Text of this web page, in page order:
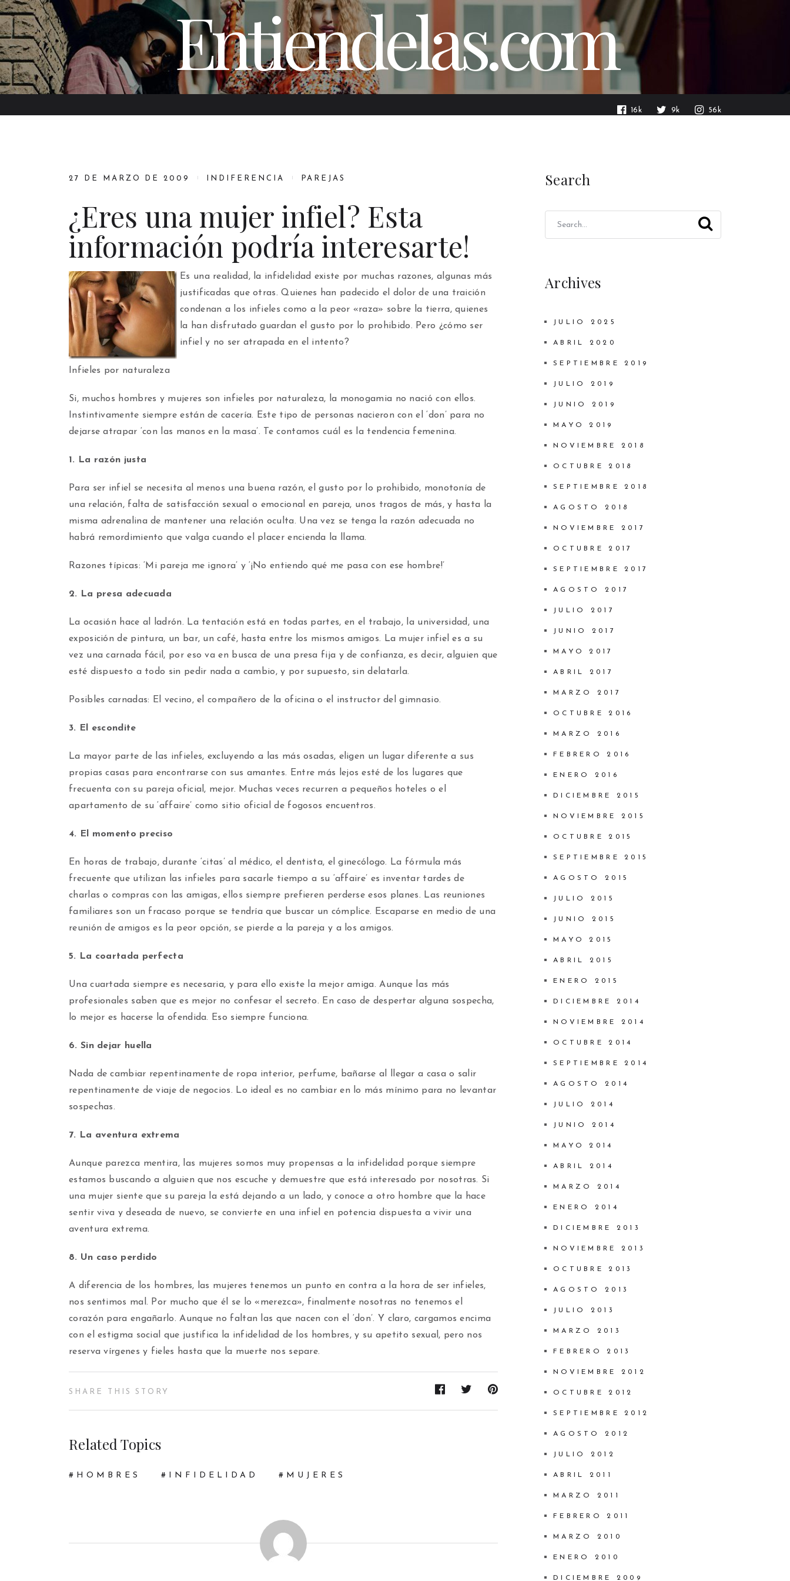
Entiendelas.com
16k 9k 56k
27 DE MARZO DE 2009 INDIFERENCIA PAREJAS
¿Eres una mujer infiel? Esta
información podría interesarte!
Es una realidad, la infidelidad existe por muchas razones, algunas más
justificadas que otras. Quienes han padecido el dolor de una traición
condenan a los infieles como a la peor «raza» sobre la tierra, quienes
la han disfrutado guardan el gusto por lo prohibido. Pero ¿cómo ser
infiel y no ser atrapada en el intento?
Infieles por naturaleza
Si, muchos hombres y mujeres son infieles por naturaleza, la monogamia no nació con ellos.
Instintivamente siempre están de cacería. Este tipo de personas nacieron con el ‘don’ para no
dejarse atrapar ‘con las manos en la masa’. Te contamos cuál es la tendencia femenina.
1. La razón justa
Para ser infiel se necesita al menos una buena razón, el gusto por lo prohibido, monotonía de
una relación, falta de satisfacción sexual o emocional en pareja, unos tragos de más, y hasta la
misma adrenalina de mantener una relación oculta. Una vez se tenga la razón adecuada no
habrá remordimiento que valga cuando el placer encienda la llama.
Razones típicas: ‘Mi pareja me ignora’ y ‘¡No entiendo qué me pasa con ese hombre!’
2. La presa adecuada
La ocasión hace al ladrón. La tentación está en todas partes, en el trabajo, la universidad, una
exposición de pintura, un bar, un café, hasta entre los mismos amigos. La mujer infiel es a su
vez una carnada fácil, por eso va en busca de una presa fija y de confianza, es decir, alguien que
esté dispuesto a todo sin pedir nada a cambio, y por supuesto, sin delatarla.
Posibles carnadas: El vecino, el compañero de la oficina o el instructor del gimnasio.
3. El escondite
La mayor parte de las infieles, excluyendo a las más osadas, eligen un lugar diferente a sus
propias casas para encontrarse con sus amantes. Entre más lejos esté de los lugares que
frecuenta con su pareja oficial, mejor. Muchas veces recurren a pequeños hoteles o el
apartamento de su ‘affaire’ como sitio oficial de fogosos encuentros.
4. El momento preciso
En horas de trabajo, durante ‘citas’ al médico, el dentista, el ginecólogo. La fórmula más
frecuente que utilizan las infieles para sacarle tiempo a su ‘affaire’ es inventar tardes de
charlas o compras con las amigas, ellos siempre prefieren perderse esos planes. Las reuniones
familiares son un fracaso porque se tendría que buscar un cómplice. Escaparse en medio de una
reunión de amigos es la peor opción, se pierde a la pareja y a los amigos.
5. La coartada perfecta
Una cuartada siempre es necesaria, y para ello existe la mejor amiga. Aunque las más
profesionales saben que es mejor no confesar el secreto. En caso de despertar alguna sospecha,
lo mejor es hacerse la ofendida. Eso siempre funciona.
6. Sin dejar huella
Nada de cambiar repentinamente de ropa interior, perfume, bañarse al llegar a casa o salir
repentinamente de viaje de negocios. Lo ideal es no cambiar en lo más mínimo para no levantar
sospechas.
7. La aventura extrema
Aunque parezca mentira, las mujeres somos muy propensas a la infidelidad porque siempre
estamos buscando a alguien que nos escuche y demuestre que está interesado por nosotras. Si
una mujer siente que su pareja la está dejando a un lado, y conoce a otro hombre que la hace
sentir viva y deseada de nuevo, se convierte en una infiel en potencia dispuesta a vivir una
aventura extrema.
8. Un caso perdido
A diferencia de los hombres, las mujeres tenemos un punto en contra a la hora de ser infieles,
nos sentimos mal. Por mucho que él se lo «merezca», finalmente nosotras no tenemos el
corazón para engañarlo. Aunque no faltan las que nacen con el ‘don’. Y claro, cargamos encima
con el estigma social que justifica la infidelidad de los hombres, y su apetito sexual, pero nos
reserva vírgenes y fieles hasta que la muerte nos separe.
SHARE THIS STORY
Related Topics
HOMBRES INFIDELIDAD MUJERES
Search
Archives
JULIO 2025
ABRIL 2020
SEPTIEMBRE 2019
JULIO 2019
JUNIO 2019
MAYO 2019
NOVIEMBRE 2018
OCTUBRE 2018
SEPTIEMBRE 2018
AGOSTO 2018
NOVIEMBRE 2017
OCTUBRE 2017
SEPTIEMBRE 2017
AGOSTO 2017
JULIO 2017
JUNIO 2017
MAYO 2017
ABRIL 2017
MARZO 2017
OCTUBRE 2016
MARZO 2016
FEBRERO 2016
ENERO 2016
DICIEMBRE 2015
NOVIEMBRE 2015
OCTUBRE 2015
SEPTIEMBRE 2015
AGOSTO 2015
JULIO 2015
JUNIO 2015
MAYO 2015
ABRIL 2015
ENERO 2015
DICIEMBRE 2014
NOVIEMBRE 2014
OCTUBRE 2014
SEPTIEMBRE 2014
AGOSTO 2014
JULIO 2014
JUNIO 2014
MAYO 2014
ABRIL 2014
MARZO 2014
ENERO 2014
DICIEMBRE 2013
NOVIEMBRE 2013
OCTUBRE 2013
AGOSTO 2013
JULIO 2013
MARZO 2013
FEBRERO 2013
NOVIEMBRE 2012
OCTUBRE 2012
SEPTIEMBRE 2012
AGOSTO 2012
JULIO 2012
ABRIL 2011
MARZO 2011
FEBRERO 2011
MARZO 2010
ENERO 2010
DICIEMBRE 2009